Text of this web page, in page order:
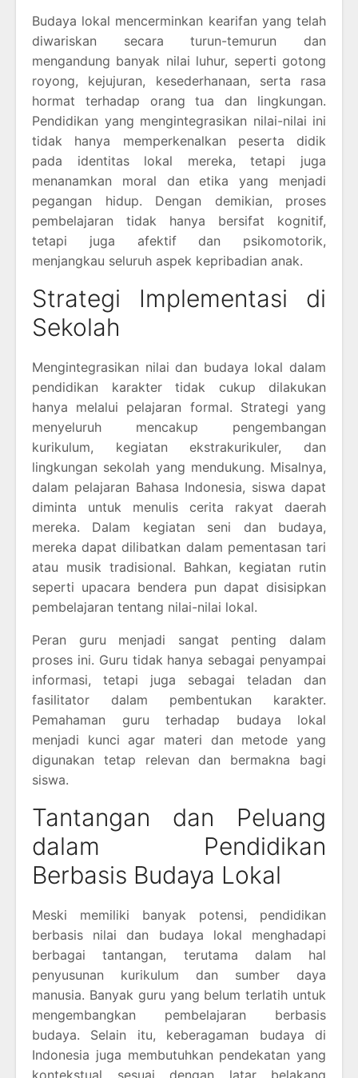
Budaya lokal mencerminkan kearifan yang telah
diwariskan secara turun-temurun dan
mengandung banyak nilai luhur, seperti gotong
royong, kejujuran, kesederhanaan, serta rasa
hormat terhadap orang tua dan lingkungan.
Pendidikan yang mengintegrasikan nilai-nilai ini
tidak hanya memperkenalkan peserta didik
pada identitas lokal mereka, tetapi juga
menanamkan moral dan etika yang menjadi
pegangan hidup. Dengan demikian, proses
pembelajaran tidak hanya bersifat kognitif,
tetapi juga afektif dan psikomotorik,
menjangkau seluruh aspek kepribadian anak.
Strategi Implementasi di
Sekolah
Mengintegrasikan nilai dan budaya lokal dalam
pendidikan karakter tidak cukup dilakukan
hanya melalui pelajaran formal. Strategi yang
menyeluruh mencakup pengembangan
kurikulum, kegiatan ekstrakurikuler, dan
lingkungan sekolah yang mendukung. Misalnya,
dalam pelajaran Bahasa Indonesia, siswa dapat
diminta untuk menulis cerita rakyat daerah
mereka. Dalam kegiatan seni dan budaya,
mereka dapat dilibatkan dalam pementasan tari
atau musik tradisional. Bahkan, kegiatan rutin
seperti upacara bendera pun dapat disisipkan
pembelajaran tentang nilai-nilai lokal.
Peran guru menjadi sangat penting dalam
proses ini. Guru tidak hanya sebagai penyampai
informasi, tetapi juga sebagai teladan dan
fasilitator dalam pembentukan karakter.
Pemahaman guru terhadap budaya lokal
menjadi kunci agar materi dan metode yang
digunakan tetap relevan dan bermakna bagi
siswa.
Tantangan dan Peluang
dalam Pendidikan
Berbasis Budaya Lokal
Meski memiliki banyak potensi, pendidikan
berbasis nilai dan budaya lokal menghadapi
berbagai tantangan, terutama dalam hal
penyusunan kurikulum dan sumber daya
manusia. Banyak guru yang belum terlatih untuk
mengembangkan pembelajaran berbasis
budaya. Selain itu, keberagaman budaya di
Indonesia juga membutuhkan pendekatan yang